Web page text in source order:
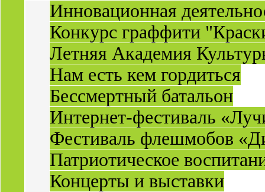
Инновационная
Конкурс граффити
Летняя Академия
Нам есть кем гордиться
Бессмертный батальон
Интернет-фестиваль
Фестиваль флешмобов
Патриотическое
Концерты и выставки